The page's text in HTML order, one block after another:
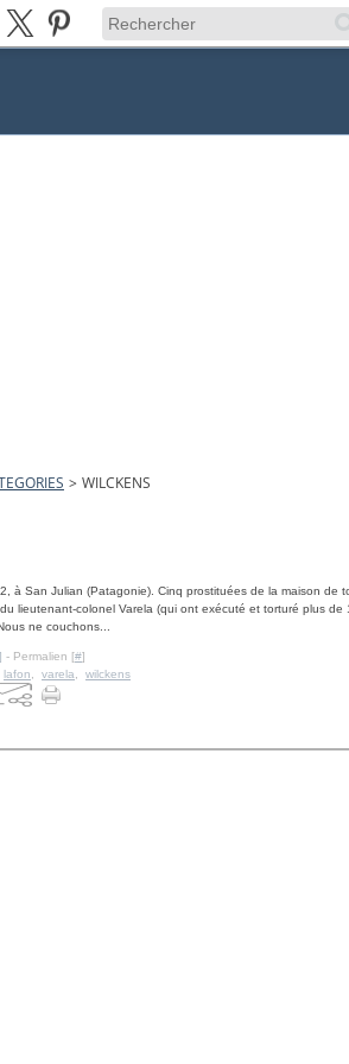
> WILCKENS
à San Julian (Patagonie). Cinq prostituées de la maison de
lieutenant-colonel Varela (qui ont exécuté et torturé plus de
ne couchons...
] - Permalien [#]
lafon varela wilckens